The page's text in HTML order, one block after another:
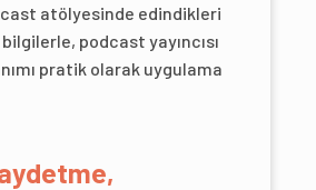
atölyesinde edindikleri
podcast yayıncısı
pratik olarak uygulama